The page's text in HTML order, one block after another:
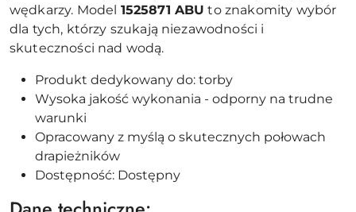
wędkarzy. Model 1525871 ABU to znakomity wybór
dla tych, którzy szukają niezawodności i
skuteczności nad wodą.
Produkt dedykowany do: torby
Wysoka jakość wykonania - odporny na trudne
warunki
Opracowany z myślą o skutecznych połowach
drapieżników
Dostępność: Dostępny